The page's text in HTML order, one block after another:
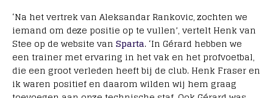
‘Na het vertrek van Aleksandar Rankovic, zochten we
iemand om deze positie op te vullen’, vertelt Henk van
Stee op de website van Sparta. ‘In Gérard hebben we
een trainer met ervaring in het vak en het profvoetbal,
die een groot verleden heeft bij de club. Henk Fraser en
ik waren positief en daarom wilden wij hem graag